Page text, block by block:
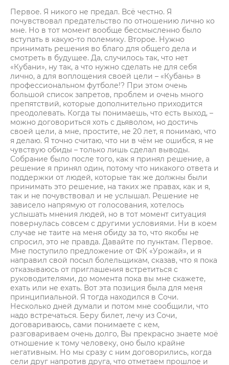
Первое. Я никого не предал. Всё честно. Я
почувствовал предательство по отношению лично ко
мне. Но в тот момент вообще бессмысленно было
вступать в какую-то полемику. Второе. Нужно
принимать решения во благо для общего дела и
смотреть в будущее. Да, случилось так, что нет
«Кубани», ну так, а что нужно сделать не для себя
лично, а для воплощения своей цели – «Кубань» в
профессиональном футболе!? При этом очень
большой список запретов, проблем и очень много
препятствий, которые дополнительно приходится
преодолевать. Когда ты понимаешь, что есть выход, –
можно договориться хоть с дьяволом, но достичь
своей цели, а мне, простите, не 20 лет, я понимаю, что
я делаю. Я точно считаю, что ни в чём не ошибся, я не
чувствую обиды – только лишь сделал выводы.
Собрание было после того, как я принял решение, а
решение я принял один, потому что никакого ответа и
поддержки от людей, которые так же должны были
принимать это решение, на таких же правах, как и я,
так и не почувствовал и не услышал. Решение не
зависело напрямую от голосования, хотелось
услышать мнения людей, но в тот момент ситуация
повернулась совсем с другими условиями. Ни в коем
случае не таите на меня обиду за то, что якобы не
спросил, это не правда. Давайте по пунктам. Первое.
Мне поступило предложение от ФК «Урожай», и я
направил свой посыл болельщикам, сказав, что я пока
отказываюсь от приглашения встретиться с
руководителями, до момента пока вы мне скажете,
ехать или не ехать. Вот эта позиция была для меня
принципиальной. Я тогда находился в Сочи.
Несколько дней думали и потом мне сообщили, что
надо встречаться. Беру билет, лечу из Сочи,
договариваюсь, сами понимаете с кем,
разговариваем очень долго, Вы прекрасно знаете моё
отношение к тому человеку, оно было крайне
негативным. Но мы сразу с ним договорились, когда
сели друг напротив друга, что отметаем прошлое и